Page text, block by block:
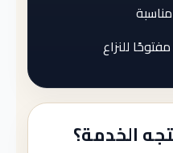
للنزاع
الخدمة؟